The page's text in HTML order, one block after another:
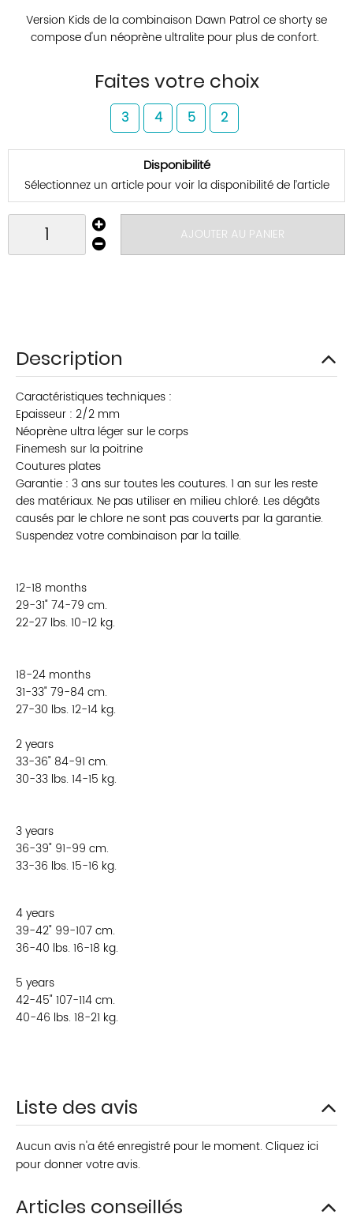
Version Kids de la combinaison Dawn Patrol ce shorty se
compose d'un néoprène ultralite pour plus de confort.
Faites votre choix
3 4 5 2
Disponibilité
Sélectionnez un article pour voir la disponibilité de l’article
AJOUTER AU PANIER
Description
Caractéristiques techniques :
Epaisseur : 2/2 mm
Néoprène ultra léger sur le corps
Finemesh sur la poitrine
Coutures plates
Garantie : 3 ans sur toutes les coutures. 1 an sur les reste
des matériaux. Ne pas utiliser en milieu chloré. Les dégâts
causés par le chlore ne sont pas couverts par la garantie.
Suspendez votre combinaison par la taille.
12-18 months
29-31" 74-79 cm.
22-27 lbs. 10-12 kg.
18-24 months
31-33" 79-84 cm.
27-30 lbs. 12-14 kg.
2 years
33-36" 84-91 cm.
30-33 lbs. 14-15 kg.
3 years
36-39" 91-99 cm.
33-36 lbs. 15-16 kg.
4 years
39-42" 99-107 cm.
36-40 lbs. 16-18 kg.
5 years
42-45" 107-114 cm.
40-46 lbs. 18-21 kg.
Liste des avis
Aucun avis n'a été enregistré pour le moment. Cliquez ici
pour donner votre avis.
Articles conseillés